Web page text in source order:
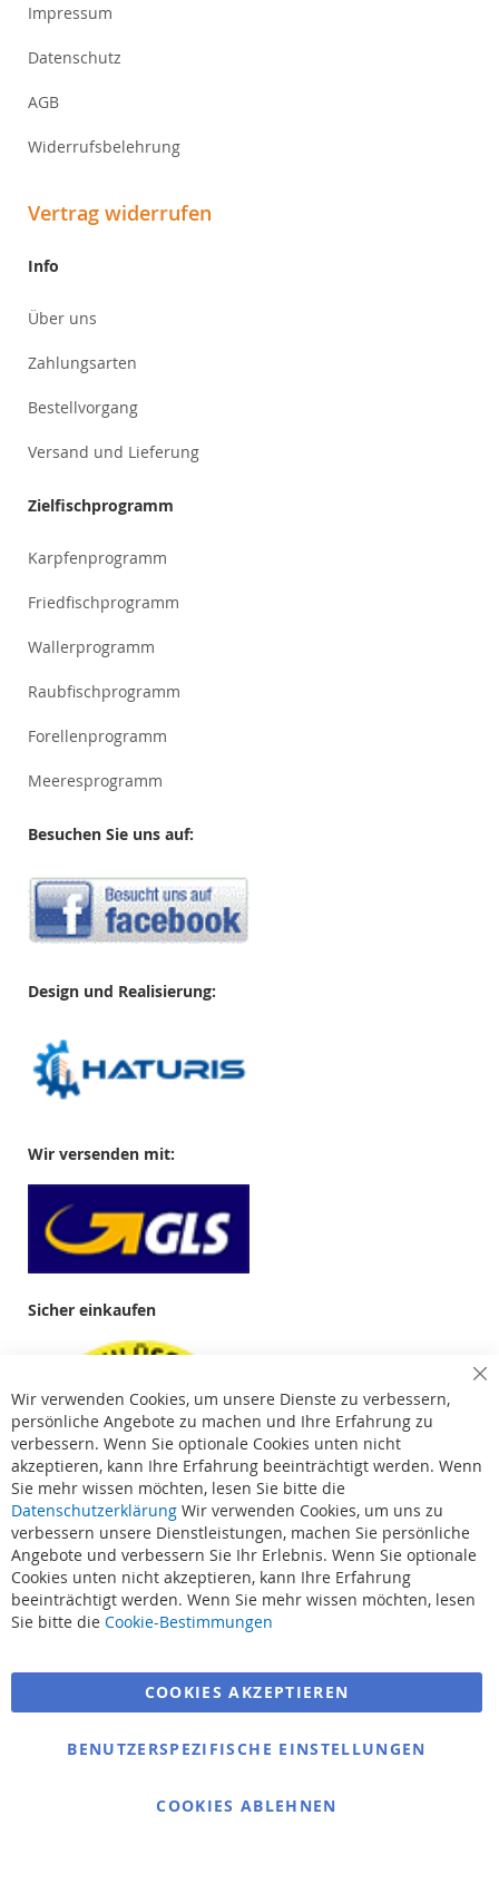
Impressum
Datenschutz
AGB
Widerrufsbelehrung
Vertrag widerrufen
Info
Über uns
Zahlungsarten
Bestellvorgang
Versand und Lieferung
Zielfischprogramm
Karpfenprogramm
Friedfischprogramm
Wallerprogramm
Raubfischprogramm
Forellenprogramm
Meeresprogramm
Besuchen Sie uns auf:
Design und Realisierung:
Wir versenden mit:
Sicher einkaufen
Suchbegriffe
Bestellungen und Rücksendungen
Kontaktieren Sie uns
Cookie Einstellungen
Wir verwenden Cookies, um unsere Dienste zu verbessern,
persönliche Angebote zu machen und Ihre Erfahrung zu
verbessern. Wenn Sie optionale Cookies unten nicht
akzeptieren, kann Ihre Erfahrung beeinträchtigt werden. Wenn
Sie mehr wissen möchten, lesen Sie bitte die
Datenschutzerklärung Wir verwenden Cookies, um uns zu
verbessern unsere Dienstleistungen, machen Sie persönliche
Angebote und verbessern Sie Ihr Erlebnis. Wenn Sie optionale
Cookies unten nicht akzeptieren, kann Ihre Erfahrung
beeinträchtigt werden. Wenn Sie mehr wissen möchten, lesen
Sie bitte die Cookie-Bestimmungen
COOKIES AKZEPTIEREN
BENUTZERSPEZIFISCHE EINSTELLUNGEN
COOKIES ABLEHNEN